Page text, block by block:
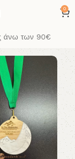
0
άνω των 90€